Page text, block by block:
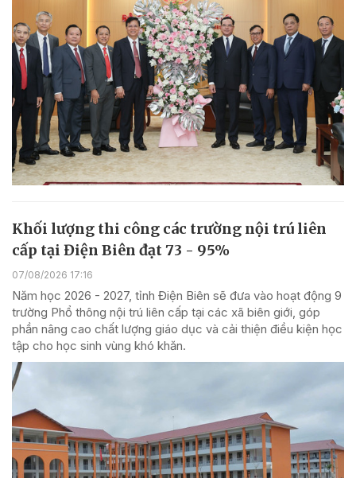
Khối lượng thi công các trường nội trú liên
cấp tại Điện Biên đạt 73 - 95%
07/08/2026 17:16
Năm học 2026 - 2027, tỉnh Điện Biên sẽ đưa vào hoạt động 9
trường Phổ thông nội trú liên cấp tại các xã biên giới, góp
phần nâng cao chất lượng giáo dục và cải thiện điều kiện học
tập cho học sinh vùng khó khăn.